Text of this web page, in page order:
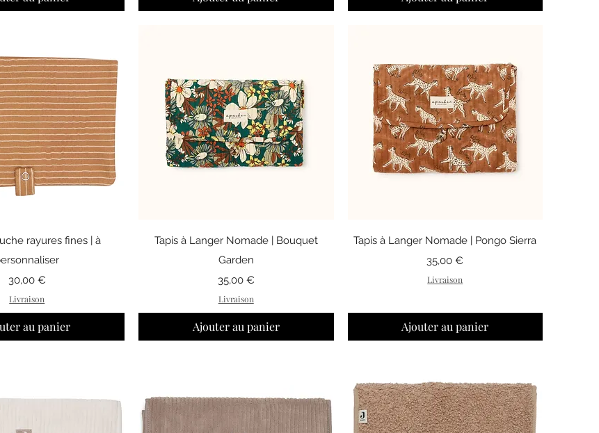
rapide
rayures fines | à
Prix
30,00 €
Livraison
au panier
Aperçu rapide
Tapis à Langer Nomade | Bouquet
Garden
Prix
35,00 €
Livraison
Ajouter au panier
Aperçu rapide
Tapis à Langer Nomade | Pongo Sierra
Prix
35,00 €
Livraison
Ajouter au panier